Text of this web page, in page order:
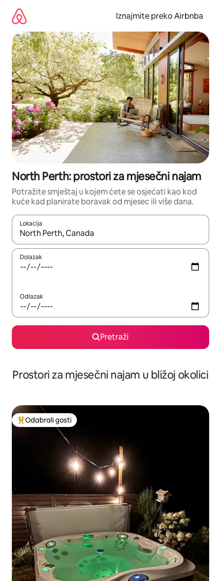
sadržaj
Iznajmite preko Airbnba
North Perth: prostori za mjesečni najam
Potražite smještaj u kojem ćete se osjećati kao kod
kuće kad planirate boravak od mjesec ili više dana.
Lokacija
Kada budu dostupni rezultati, moći ćete ih pregledati
Dolazak
Odlazak
Pretraži
Prostori za mjesečni najam u bližoj okolici
Među najviše rangiranima s oznakom „Odabrali gosti”
Odabrali gosti